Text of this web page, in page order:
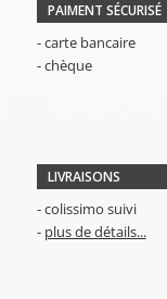
PAIMENT SÉCURISÉ
- carte bancaire
- chèque
LIVRAISONS
- colissimo suivi
- plus de détails...